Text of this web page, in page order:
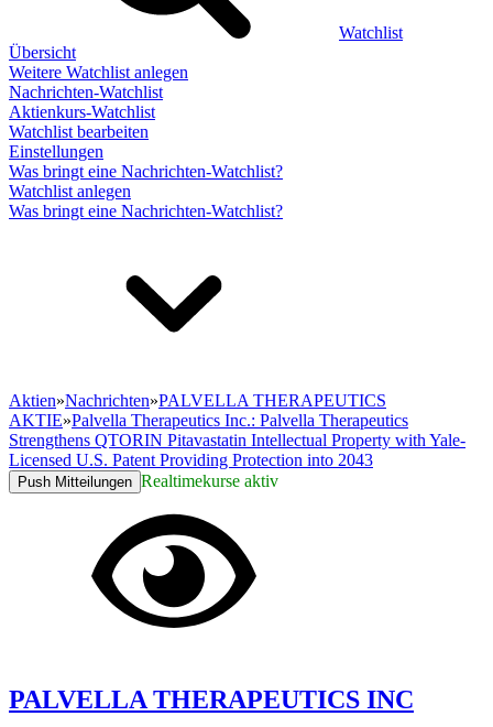
Watchlist
Übersicht
Weitere Watchlist anlegen
Nachrichten-Watchlist
Aktienkurs-Watchlist
Watchlist bearbeiten
Einstellungen
Was bringt eine Nachrichten-Watchlist?
Watchlist anlegen
Was bringt eine Nachrichten-Watchlist?
Aktien»Nachrichten»PALVELLA THERAPEUTICS
AKTIE»Palvella Therapeutics Inc.: Palvella Therapeutics
Strengthens QTORIN Pitavastatin Intellectual Property with Yale-
Licensed U.S. Patent Providing Protection into 2043
Push Mitteilungen Realtimekurse aktiv
PALVELLA THERAPEUTICS INC